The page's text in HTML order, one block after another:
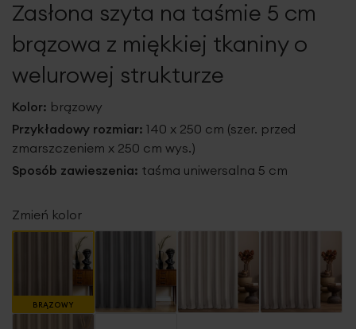
galerii
Zasłona szyta na taśmie 5 cm
brązowa z miękkiej tkaniny o
welurowej strukturze
Kolor: brązowy
Przykładowy rozmiar: 140 x 250 cm (szer. przed
zmarszczeniem x 250 cm wys.)
Sposób zawieszenia: taśma uniwersalna 5 cm
Zmień kolor
BRĄZOWY